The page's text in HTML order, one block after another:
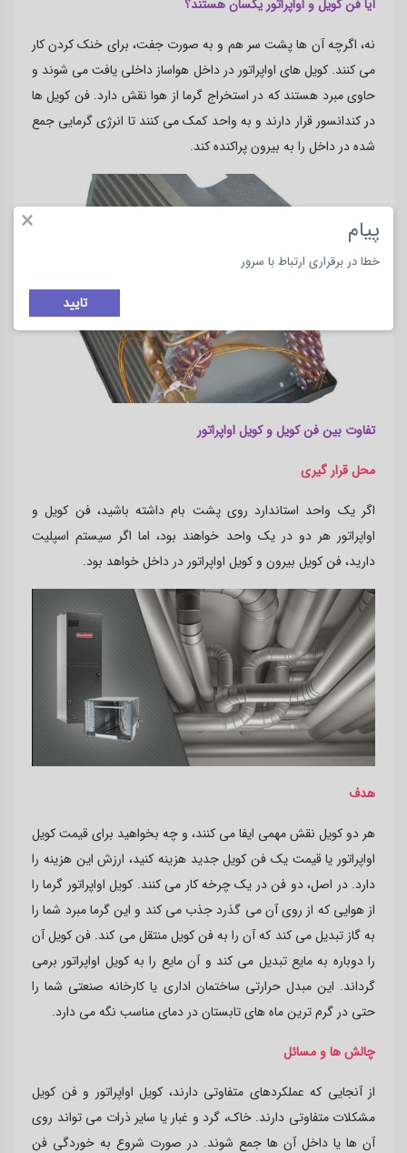
آیا فن کویل و اواپراتور یکسان هستند؟
نه، اگرچه آن ها پشت سر هم و به صورت جفت، برای خنک کردن کار
می کنند. کویل های اواپراتور در داخل هواساز داخلی یافت می شوند و
حاوی مبرد هستند که در استخراج گرما از هوا نقش دارد. فن کویل ها
در کندانسور قرار دارند و به واحد کمک می کنند تا انرژی گرمایی جمع
شده در داخل را به بیرون پراکنده کند.
تفاوت بین فن کویل و کویل اواپراتور
محل قرار گیری
اگر یک واحد استاندارد روی پشت بام داشته باشید، فن کویل و
اواپراتور هر دو در یک واحد خواهند بود، اما اگر سیستم اسپلیت
دارید، فن کویل بیرون و کویل اواپراتور در داخل خواهد بود.
هدف
هر دو کویل نقش مهمی ایفا می کنند، و چه بخواهید برای قیمت کویل
اواپراتور یا قیمت یک فن کویل جدید هزینه کنید، ارزش این هزینه را
دارد. در اصل، دو فن در یک چرخه کار می کنند. کویل اواپراتور گرما را
از هوایی که از روی آن می گذرد جذب می کند و این گرما مبرد شما را
به گاز تبدیل می کند که آن را به فن کویل منتقل می کند. فن کویل آن
را دوباره به مایع تبدیل می کند و آن مایع را به کویل اواپراتور برمی
گرداند. این مبدل حرارتی ساختمان اداری یا کارخانه صنعتی شما را
حتی در گرم ترین ماه های تابستان در دمای مناسب نگه می دارد.
چالش ها و مسائل
از آنجایی که عملکردهای متفاوتی دارند، کویل اواپراتور و فن کویل
مشکلات متفاوتی دارند. خاک، گرد و غبار یا سایر ذرات می تواند روی
آن ها یا داخل آن ها جمع شوند. در صورت شروع به خوردگی فن
× پیام
خطا در برقراری ارتباط با سرور
تایید